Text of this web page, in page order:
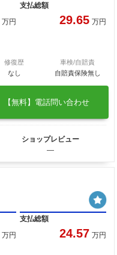
万円
支払総額
29.65 万円
修復歴
なし
車検/自賠責
自賠責保険無し
【無料】電話問い合わせ
ショップレビュー
―
万円
支払総額
24.57 万円